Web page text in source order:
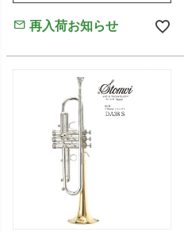
再入荷お知らせ